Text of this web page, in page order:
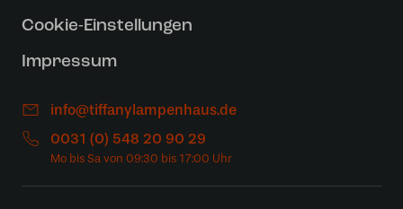
Cookie-Einstellungen
Impressum
info@tiffanylampenhaus.de
0031 (0) 548 20 90 29